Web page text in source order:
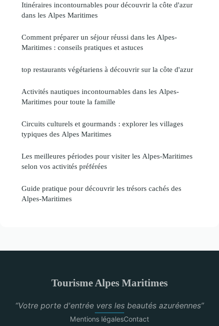
Itinéraires incontournables pour découvrir la côte d'azur
dans les Alpes Maritimes
Comment préparer un séjour réussi dans les Alpes-
Maritimes : conseils pratiques et astuces
top restaurants végétariens à découvrir sur la côte d'azur
Activités nautiques incontournables dans les Alpes-
Maritimes pour toute la famille
Circuits culturels et gourmands : explorer les villages
typiques des Alpes Maritimes
Les meilleures périodes pour visiter les Alpes-Maritimes
selon vos activités préférées
Guide pratique pour découvrir les trésors cachés des
Alpes-Maritimes
Tourisme Alpes Maritimes
“Votre porte d'entrée vers les beautés azuréennes”
Mentions légalesContact